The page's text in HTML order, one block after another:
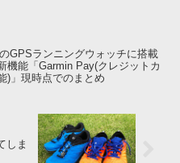
GPSランニングウォッチに搭載
機能「Garmin Pay(クレジットカ
)」現時点でのまとめ
しま